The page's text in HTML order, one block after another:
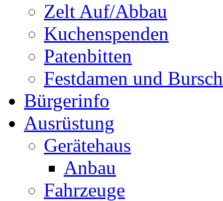
Zelt Auf/Abbau
Kuchenspenden
Patenbitten
Festdamen und
Bürgerinfo
Ausrüstung
Gerätehaus
Anbau
Fahrzeuge